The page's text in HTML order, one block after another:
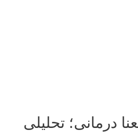
درمانی؛ تحلیلی